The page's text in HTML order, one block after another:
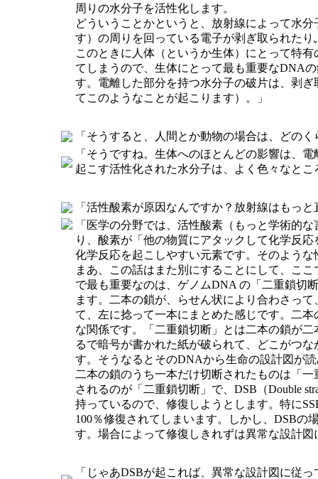
周りの水分子を活性化します。
どういうことかというと、放射線によって水
す）の周りを回っている電子が剥ぎ取られた
このときに人体（というか生体）にとって特
てしまうので、生体にとって最も重要なDNA
す。電離した部分を持つ水分子の破片は、剥
てこのようなことが起こります）。」
「そうすると、人間とか動物の場合は、どの
「そうですね。生体へのほとんどの影響は、
起こす活性化された水分子は、よく色々なと
「活性酸素が原因なんですか？放射線はもっ
「医学の分野では、活性酸素（もっと学術的
り、酸素が「他の物質にアタックして化学反
化学反応を起こしやすい元素です。そのよう
まあ、この話はまた別にすることにして、こ
で最も重要なのは、ゲノムDNA の「二重鎖切
ます。二本の鎖が、らせん状により合わさっ
て、左に捻って一本にまとめた感じです。二
な関係です。「二重鎖切断」とは二本の鎖が
るで暗号が書かれた紙が破られて、どこがつ
す。そうなるとそのDNAから生命の設計図が
二本の鎖のうち一本だけ切断されたものは「一
されるのが「二重鎖切断」で、DSB（Double
持っているので、修復しようとします。特に
100％修復されてしまいます。しかし、DSBの
す。場合によって修復しきれずは異常な設計
「じゃあDSBが起これば、異常な設計図に従